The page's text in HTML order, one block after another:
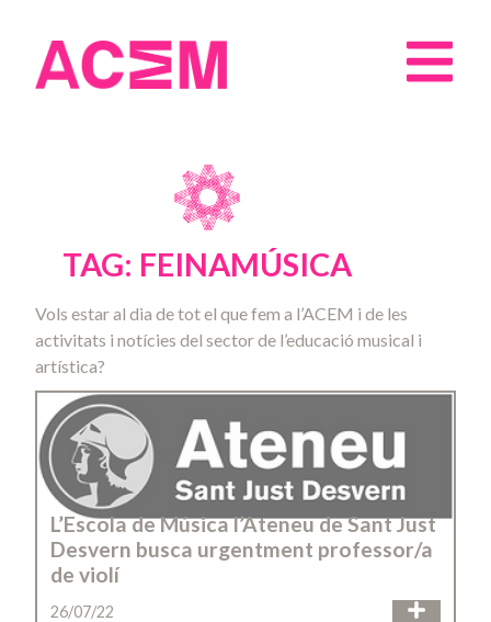
TAG: FEINAMÚSICA
Vols estar al dia de tot el que fem a l’ACEM i de les
activitats i notícies del sector de l’educació musical i
artística?
L’Escola de Música l’Ateneu de Sant Just
Desvern busca urgentment professor/a
de violí
26/07/22